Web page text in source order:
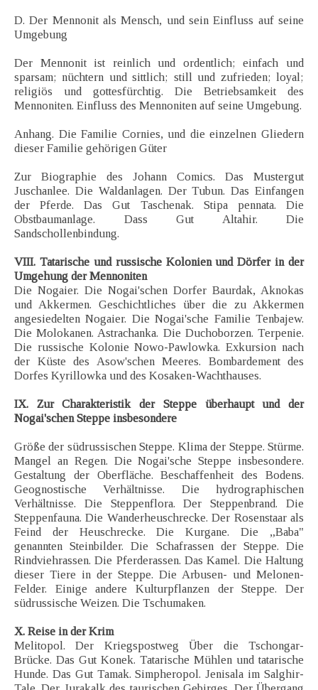
D. Der Mennonit als Mensch, und sein Einfluss auf seine
Umgebung
Der Mennonit ist reinlich und ordentlich; einfach und
sparsam; nüchtern und sittlich; still und zufrieden; loyal;
religiös und gottesfürchtig. Die Betriebsamkeit des
Mennoniten. Einfluss des Mennoniten auf seine Umgebung.
Anhang. Die Familie Cornies, und die einzelnen Gliedern
dieser Familie gehörigen Güter
Zur Biographie des Johann Comics. Das Mustergut
Juschanlee. Die Waldanlagen. Der Tubun. Das Einfangen
der Pferde. Das Gut Taschenak. Stipa pennata. Die
Obstbaumanlage. Dass Gut Altahir. Die
Sandschollenbindung.
VIII. Tatarische und russische Kolonien und Dörfer in der
Umgehung der Mennoniten
Die Nogaier. Die Nogai'schen Dorfer Baurdak, Aknokas
und Akkermen. Geschichtliches über die zu Akkermen
angesiedelten Nogaier. Die Nogai'sche Familie Tenbajew.
Die Molokanen. Astrachanka. Die Duchoborzen. Terpenie.
Die russische Kolonie Nowo-Pawlowka. Exkursion nach
der Küste des Asow'schen Meeres. Bombardement des
Dorfes Kyrillowka und des Kosaken-Wachthauses.
IX. Zur Charakteristik der Steppe überhaupt und der
Nogai'schen Steppe insbesondere
Größe der südrussischen Steppe. Klima der Steppe. Stürme.
Mangel an Regen. Die Nogai'sche Steppe insbesondere.
Gestaltung der Oberfläche. Beschaffenheit des Bodens.
Geognostische Verhältnisse. Die hydrographischen
Verhältnisse. Die Steppenflora. Der Steppenbrand. Die
Steppenfauna. Die Wanderheuschrecke. Der Rosenstaar als
Feind der Heuschrecke. Die Kurgane. Die „Baba"
genannten Steinbilder. Die Schafrassen der Steppe. Die
Rindviehrassen. Die Pferderassen. Das Kamel. Die Haltung
dieser Tiere in der Steppe. Die Arbusen- und Melonen-
Felder. Einige andere Kulturpflanzen der Steppe. Der
südrussische Weizen. Die Tschumaken.
X. Reise in der Krim
Melitopol. Der Kriegspostweg Über die Tschongar-
Brücke. Das Gut Konek. Tatarische Mühlen und tatarische
Hunde. Das Gut Tamak. Simpheropol. Jenisala im Salghir-